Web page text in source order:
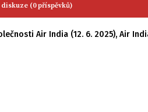
(0 příspěvků)
Air India (12. 6. 2025), Air